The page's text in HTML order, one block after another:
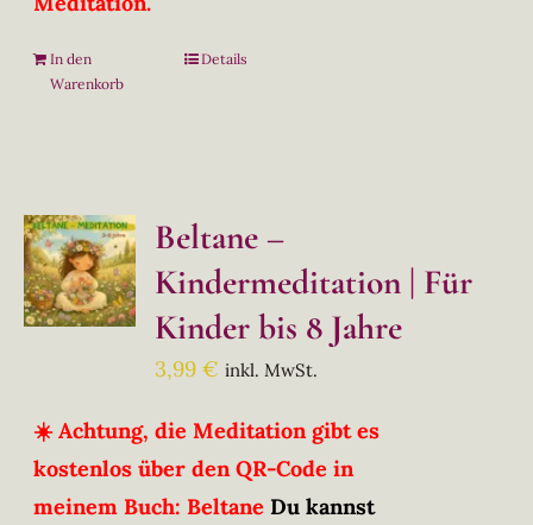
In den
Warenkorb
Details
Beltane –
Kindermeditation | Für
Kinder bis 8 Jahre
3,99€ inkl. MwSt.
☀️ Achtung, die Meditation gibt es
kostenlos über den QR-Code in
meinem Buch: Beltane Du kannst